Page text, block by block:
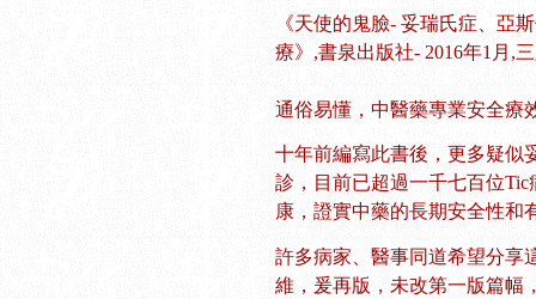
《天使的鬼臉- 妥瑞氏症、亞
療》,書泉出版社- 2016年1月,
通俗易懂，中醫藥專業安全療
十年前編寫此書後，更多疑似
診，目前已超過一千七百位
康，證實中藥的長期安全性和
許多病家、醫事同道希望分享
維，爰再版，未改第一版篇幅